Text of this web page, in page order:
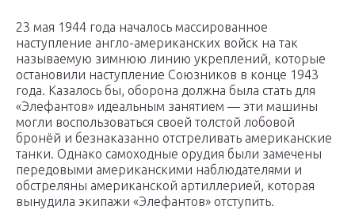
23 мая 1944 года началось массированное
наступление англо-американских войск на так
называемую зимнюю линию укреплений, которые
остановили наступление Союзников в конце 1943
года. Казалось бы, оборона должна была стать для
«Элефантов» идеальным занятием — эти машины
могли воспользоваться своей толстой лобовой
бронёй и безнаказанно отстреливать американские
танки. Однако самоходные орудия были замечены
передовыми американскими наблюдателями и
обстреляны американской артиллерией, которая
вынудила экипажи «Элефантов» отступить.